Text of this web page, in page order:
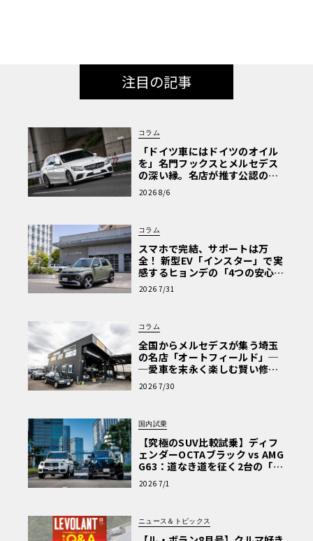
注目の記事
コラム
「ドイツ車にはドイツのオイル
を」名門フックスとメルセデス
の深い縁。名店が推す公認の安
心と、Cクラスで味わうシルキー
な走り〈PR〉
2026 8/6
コラム
スマホで完結、サポートは万
全！ 新型EV「インスター」で実
感するヒョンデの「4つの安心」
【第1回・ヒョンデ6つの疑問：
Why? Hyundai?】〈PR〉
2026 7/31
コラム
全国からメルセデスが集う埼玉
の名店「オートフィールド」─
─愛車を末永く楽しむ賢い修理
術と、プロがフックス製オイル
を選ぶ理由〈PR〉
2026 7/30
国内試乗
【究極のSUV比較試乗】ディフ
ェンダーOCTAブラック vs AMG
G63：道なき道を征く2台の「対
極的アプローチ」
2026 7/1
ニュース＆トピックス